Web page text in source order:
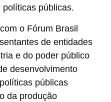
públicas.
o Fórum Brasil
de entidades
e do poder público
desenvolvimento
públicas
da produção